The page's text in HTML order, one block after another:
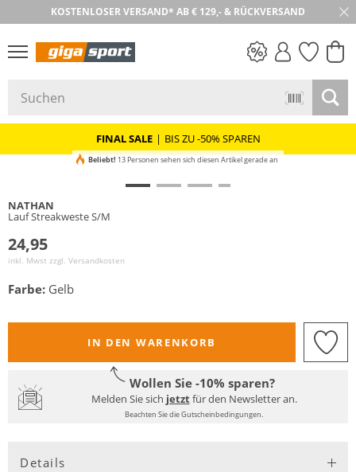
KOSTENLOSER VERSAND* AB € 129,- & RÜCKVERSAND
FINAL SALE | BIS ZU -50% SPAREN
Beliebt! 13 Personen sehen sich diesen Artikel gerade an
NATHAN
Lauf Streakweste S/M
24,95
inkl. Mwst zzgl. Versandkosten
Farbe: Gelb
IN DEN WARENKORB
Wollen Sie -10% sparen?
Melden Sie sich jetztfür den Newsletter an.
Beachten Sie die Gutscheinbedingungen.
Details